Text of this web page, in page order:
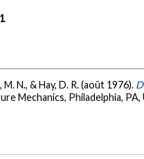
1
M. N., & Hay, D. R. (août 1976).
Mechanics, Philadelphia, PA,